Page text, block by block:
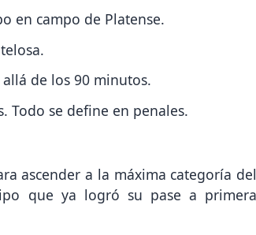
en campo de Platense.
de los 90 minutos.
Todo se define en penales.
ascender a la máxima categoría del
que ya logró su pase a primera